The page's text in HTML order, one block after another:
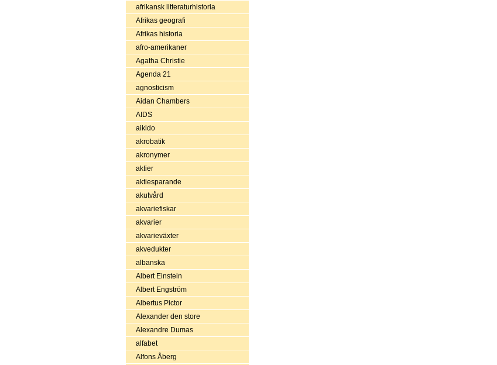
afrikansk litteraturhistoria
Afrikas geografi
Afrikas historia
afro-amerikaner
Agatha Christie
Agenda 21
agnosticism
Aidan Chambers
AIDS
aikido
akrobatik
akronymer
aktier
aktiesparande
akutvård
akvariefiskar
akvarier
akvarieväxter
akvedukter
albanska
Albert Einstein
Albert Engström
Albertus Pictor
Alexander den store
Alexandre Dumas
alfabet
Alfons Åberg